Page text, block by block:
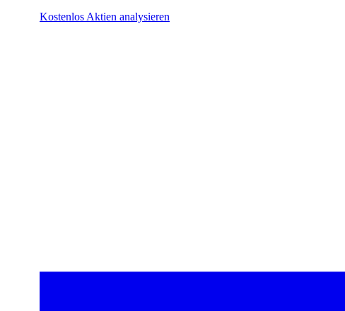
Kostenlos Aktien analysieren